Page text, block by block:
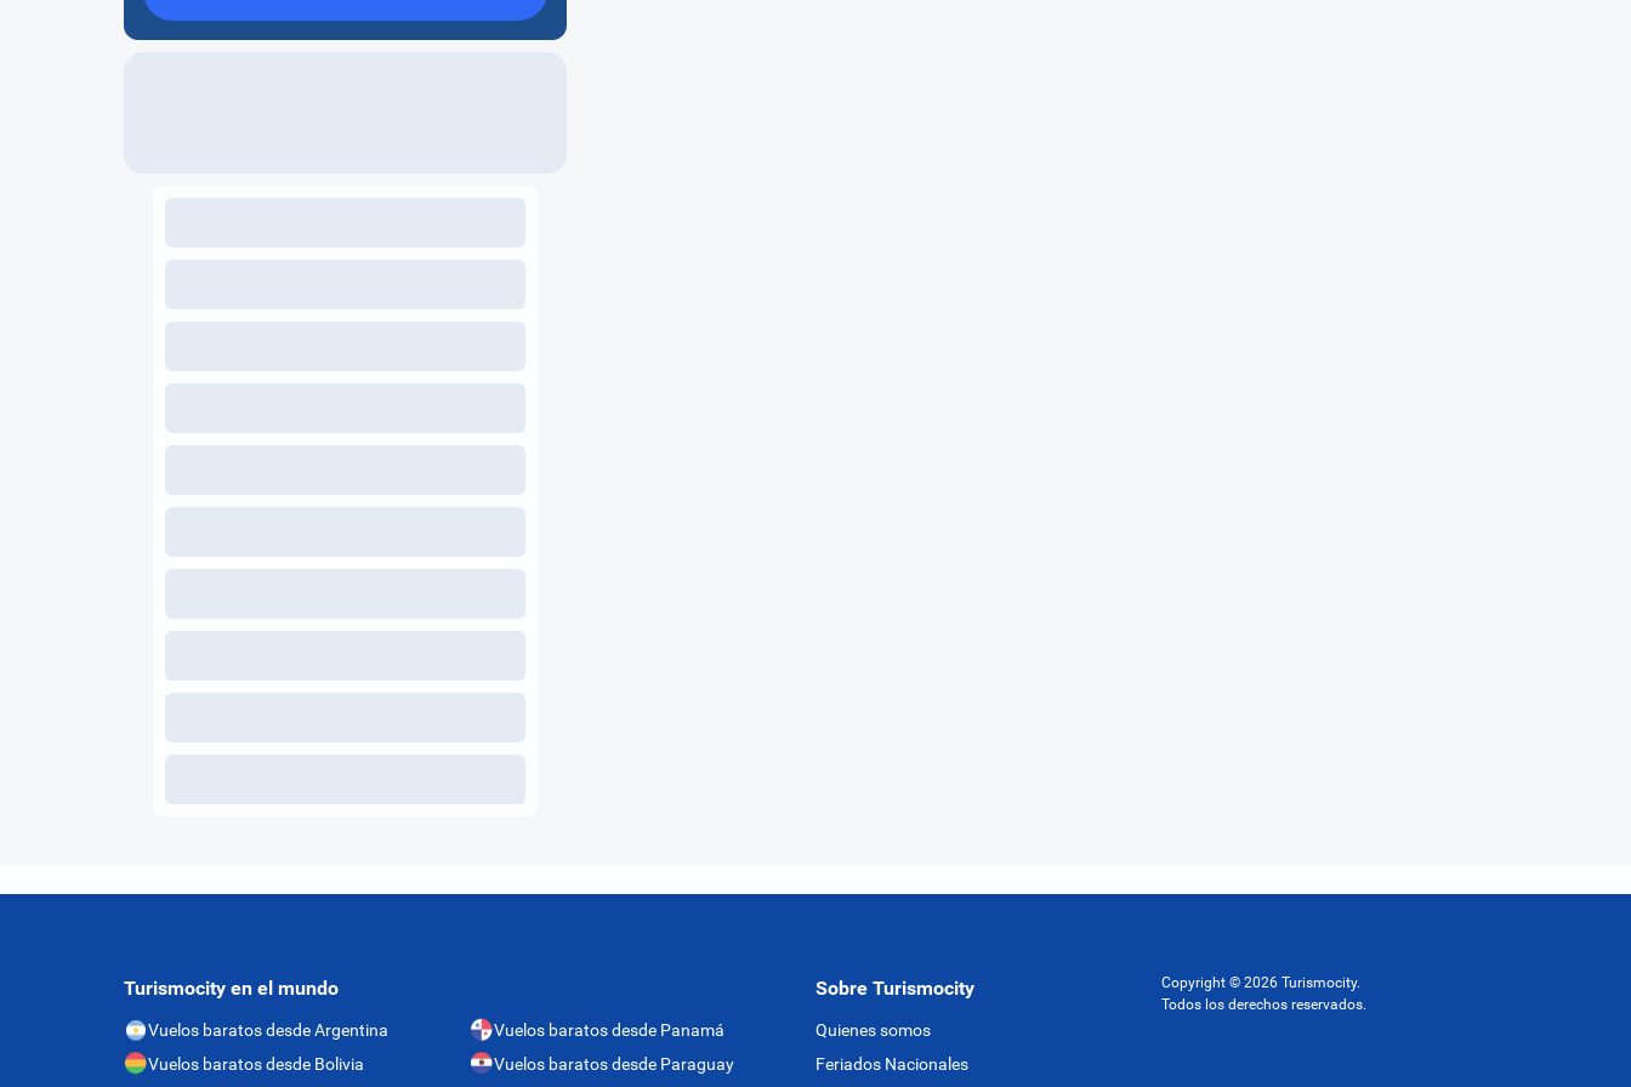
Turismocity en el mundo
Vuelos baratos desde Argentina
Vuelos baratos desde Bolivia
Vuelos baratos desde Panamá
Vuelos baratos desde Paraguay
Sobre Turismocity
Quienes somos
Feriados Nacionales
Copyright © 2026 Turismocity.
Todos los derechos reservados.